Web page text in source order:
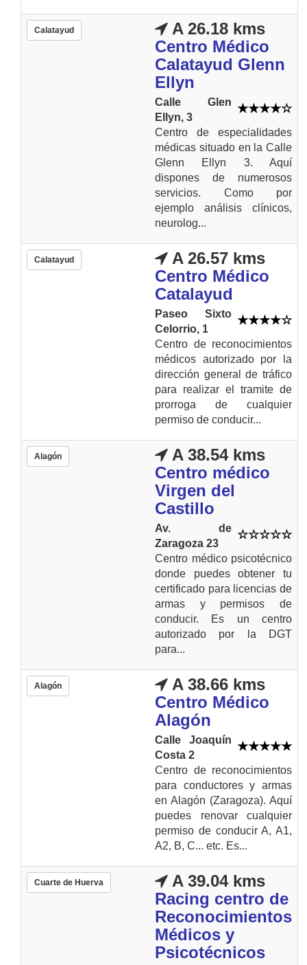
Calatayud
A 26.18 kms
Centro Médico
Calatayud Glenn
Ellyn
Calle Glen
Ellyn, 3
Centro de especialidades
médicas situado en la Calle
Glenn Ellyn 3. Aquí
dispones de numerosos
servicios. Como por
ejemplo análisis clínicos,
neurolog...
Calatayud
A 26.57 kms
Centro Médico
Catalayud
Paseo Sixto
Celorrio, 1
Centro de reconocimientos
médicos autorizado por la
dirección general de tráfico
para realizar el tramite de
prorroga de cualquier
permiso de conducir...
Alagón
A 38.54 kms
Centro médico
Virgen del
Castillo
Av. de
Zaragoza 23
Centro médico psicotécnico
donde puedes obtener tu
certificado para licencias de
armas y permisos de
conducir. Es un centro
autorizado por la DGT
para...
Alagón
A 38.66 kms
Centro Médico
Alagón
Calle Joaquín
Costa 2
Centro de reconocimientos
para conductores y armas
en Alagón (Zaragoza). Aquí
puedes renovar cualquier
permiso de conducir A, A1,
A2, B, C... etc. Es...
Cuarte de Huerva
A 39.04 kms
Racing centro de
Reconocimientos
Médicos y
Psicotécnicos